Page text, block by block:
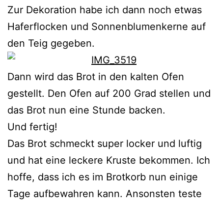
Zur Dekoration habe ich dann noch etwas
Haferflocken und Sonnenblumenkerne auf
den Teig gegeben.
Dann wird das Brot in den kalten Ofen
gestellt. Den Ofen auf 200 Grad stellen und
das Brot nun eine Stunde backen.
Und fertig!
Das Brot schmeckt super locker und luftig
und hat eine leckere Kruste bekommen. Ich
hoffe, dass ich es im Brotkorb nun einige
Tage aufbewahren kann. Ansonsten teste